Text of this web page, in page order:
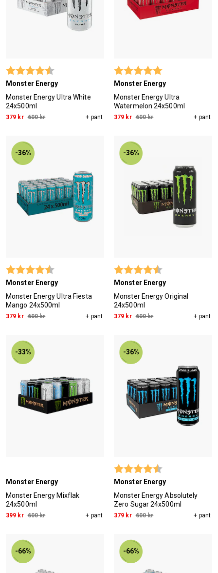
Betyg: 4.8 utav 5 stjärnor
Monster Energy
Monster Energy Ultra White
24x500ml
379 kr 600 kr + pant
Betyg:
Monster Energy
Monster Energy Ultra
Watermelon 24x500ml
379 kr 600 kr + pant
-36%
Betyg: 4.7 utav 5 stjärnor
Monster Energy
Monster Energy Ultra Fiesta
Mango 24x500ml
379 kr 600 kr + pant
-36%
Betyg:
Monster Energy
Monster Energy Original
24x500ml
379 kr 600 kr + pant
-33%
Monster Energy
Monster Energy Mixflak
24x500ml
399 kr 600 kr + pant
-36%
Betyg:
Monster Energy
Monster Energy Absolutely
Zero Sugar 24x500ml
379 kr 600 kr + pant
-66% -66%